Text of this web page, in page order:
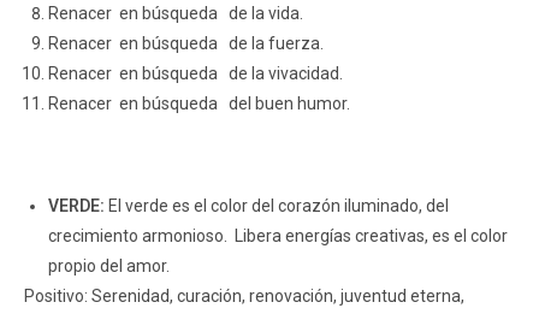
Renacer en búsqueda de la vida.
Renacer en búsqueda de la fuerza.
Renacer en búsqueda de la vivacidad.
Renacer en búsqueda del buen humor.
VERDE: El verde es el color del corazón iluminado, del
crecimiento armonioso. Libera energías creativas, es el color
propio del amor.
Positivo: Serenidad, curación, renovación, juventud eterna,